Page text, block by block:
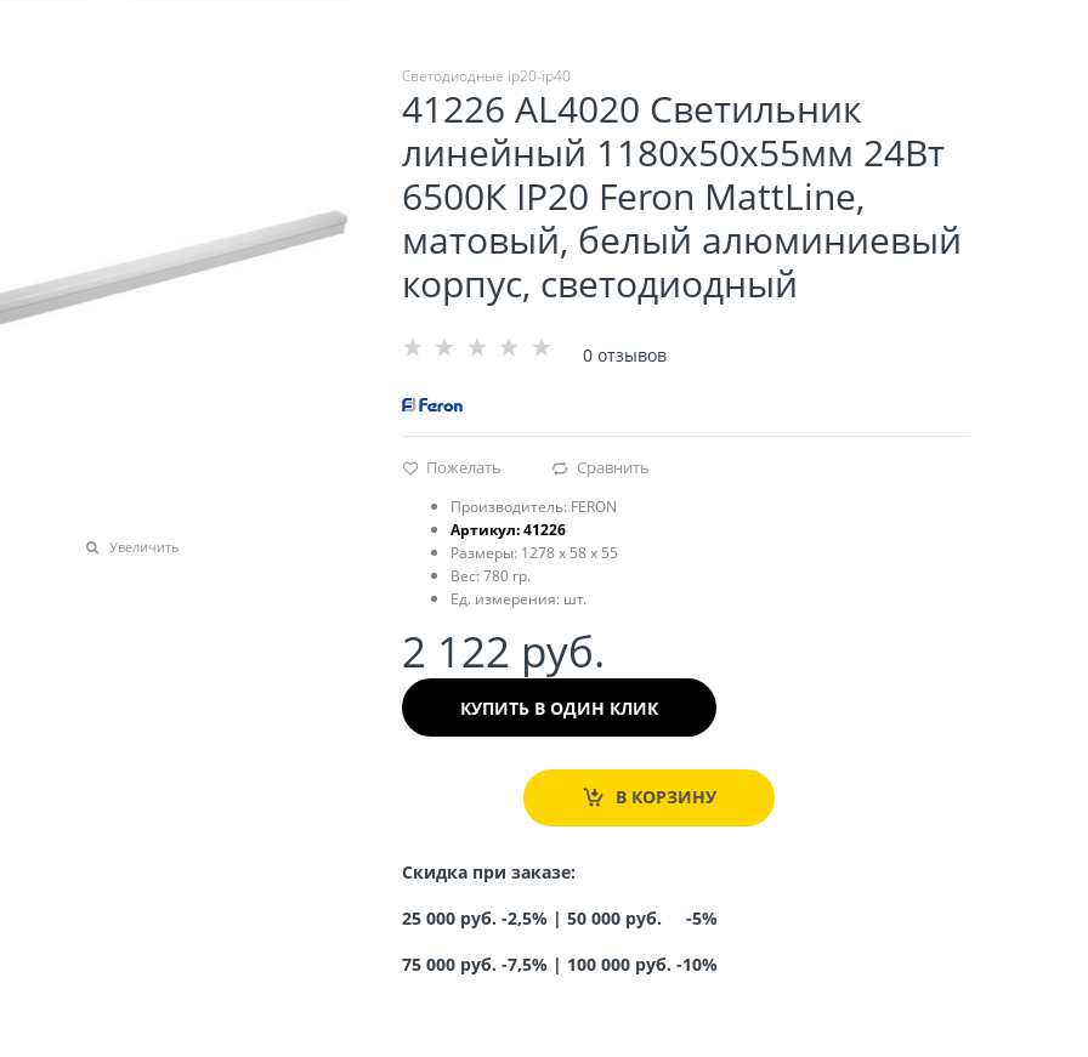
Увеличить
Светодиодные ip20-ip40
41226 AL4020 Светильник
линейный 1180x50x55мм 24Вт
6500К IP20 Feron MattLine,
матовый, белый алюминиевый
корпус, светодиодный
0 отзывов
Пожелать Сравнить
Производитель: FERON
Артикул:41226
Размеры: 1278 x 58 x 55
Вес: 780 гр.
Ед. измерения: шт.
2 122 руб.
КУПИТЬ В ОДИН КЛИК
В КОРЗИНУ
Скидка при заказе:
25 000 руб. -2,5% | 50 000 руб. -5%
75 000 руб. -7,5%| 100 000 руб. -10%